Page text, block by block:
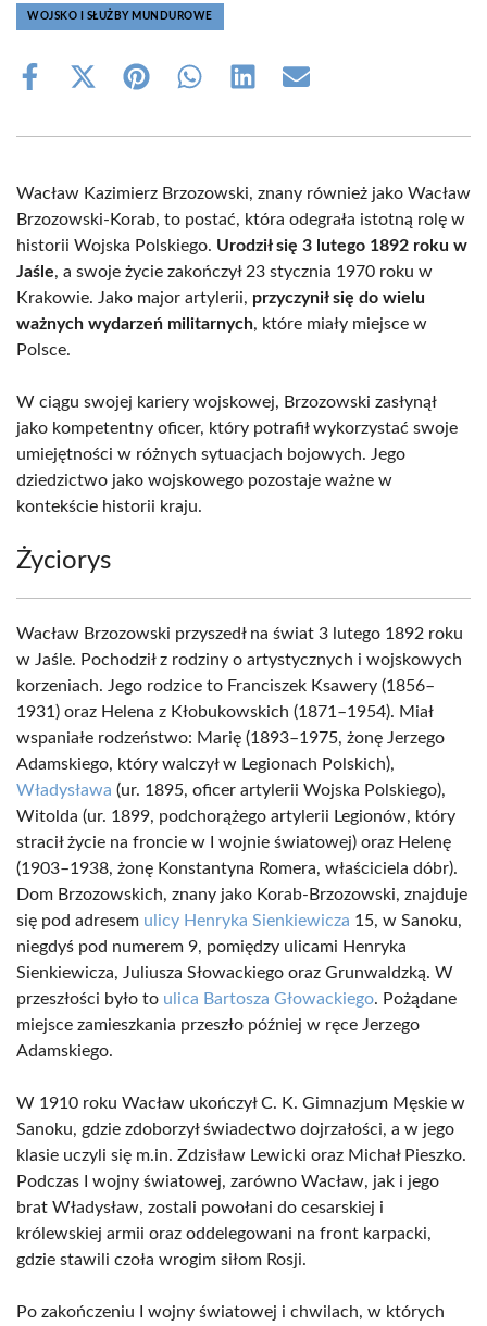
WOJSKO I SŁUŻBY MUNDUROWE
Share
Share
(Twitter)
Share Share Share Share
Wacław Kazimierz Brzozowski, znany również jako Wacław
Brzozowski-Korab, to postać, która odegrała istotną rolę w
historii Wojska Polskiego. Urodził się 3 lutego 1892 roku w
Jaśle, a swoje życie zakończył 23 stycznia 1970 roku w
Krakowie. Jako major artylerii, przyczynił się do wielu
ważnych wydarzeń militarnych, które miały miejsce w
Polsce.
W ciągu swojej kariery wojskowej, Brzozowski zasłynął
jako kompetentny oficer, który potrafił wykorzystać swoje
umiejętności w różnych sytuacjach bojowych. Jego
dziedzictwo jako wojskowego pozostaje ważne w
kontekście historii kraju.
Życiorys
Wacław Brzozowski przyszedł na świat 3 lutego 1892 roku
w Jaśle. Pochodził z rodziny o artystycznych i wojskowych
korzeniach. Jego rodzice to Franciszek Ksawery (1856–
1931) oraz Helena z Kłobukowskich (1871–1954). Miał
wspaniałe rodzeństwo: Marię (1893–1975, żonę Jerzego
Adamskiego, który walczył w Legionach Polskich),
Władysława (ur. 1895, oficer artylerii Wojska Polskiego),
Witolda (ur. 1899, podchorążego artylerii Legionów, który
stracił życie na froncie w I wojnie światowej) oraz Helenę
(1903–1938, żonę Konstantyna Romera, właściciela dóbr).
Dom Brzozowskich, znany jako Korab-Brzozowski, znajduje
się pod adresem ulicy Henryka Sienkiewicza 15, w Sanoku,
niegdyś pod numerem 9, pomiędzy ulicami Henryka
Sienkiewicza, Juliusza Słowackiego oraz Grunwaldzką. W
przeszłości było to ulica Bartosza Głowackiego. Pożądane
miejsce zamieszkania przeszło później w ręce Jerzego
Adamskiego.
W 1910 roku Wacław ukończył C. K. Gimnazjum Męskie w
Sanoku, gdzie zdoborzył świadectwo dojrzałości, a w jego
klasie uczyli się m.in. Zdzisław Lewicki oraz Michał Pieszko.
Podczas I wojny światowej, zarówno Wacław, jak i jego
brat Władysław, zostali powołani do cesarskiej i
królewskiej armii oraz oddelegowani na front karpacki,
gdzie stawili czoła wrogim siłom Rosji.
Po zakończeniu I wojny światowej i chwilach, w których